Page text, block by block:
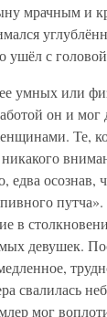
мрачным и
ушёл с
умных или
он и мог
Те,
едва осознав,
в
девушек.
свалилась
мог